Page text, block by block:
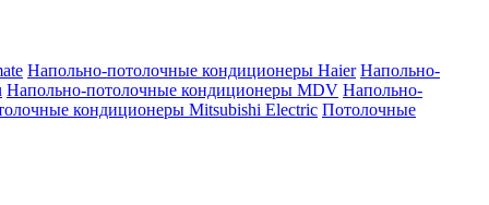
Напольно-потолочные кондиционеры Haier Напольно-
Напольно-потолочные кондиционеры MDV Напольно-
кондиционеры Mitsubishi Electric Потолочные